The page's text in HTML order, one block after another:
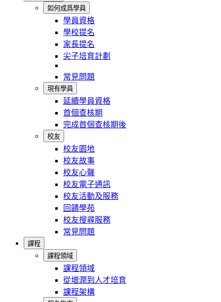
如何成爲學員
學員資格
學校提名
家長提名
尖子培育計劃
常見問題
現有學員
延續學員資格
首個查核期
完成首個查核期後
校友
校友園地
校友故事
校友心聲
校友電子通訊
校友活動及服務
回饋學苑
校友搜尋服務
常見問題
課程
課程領域
課程領域
從增潤到人才培育
課程架構